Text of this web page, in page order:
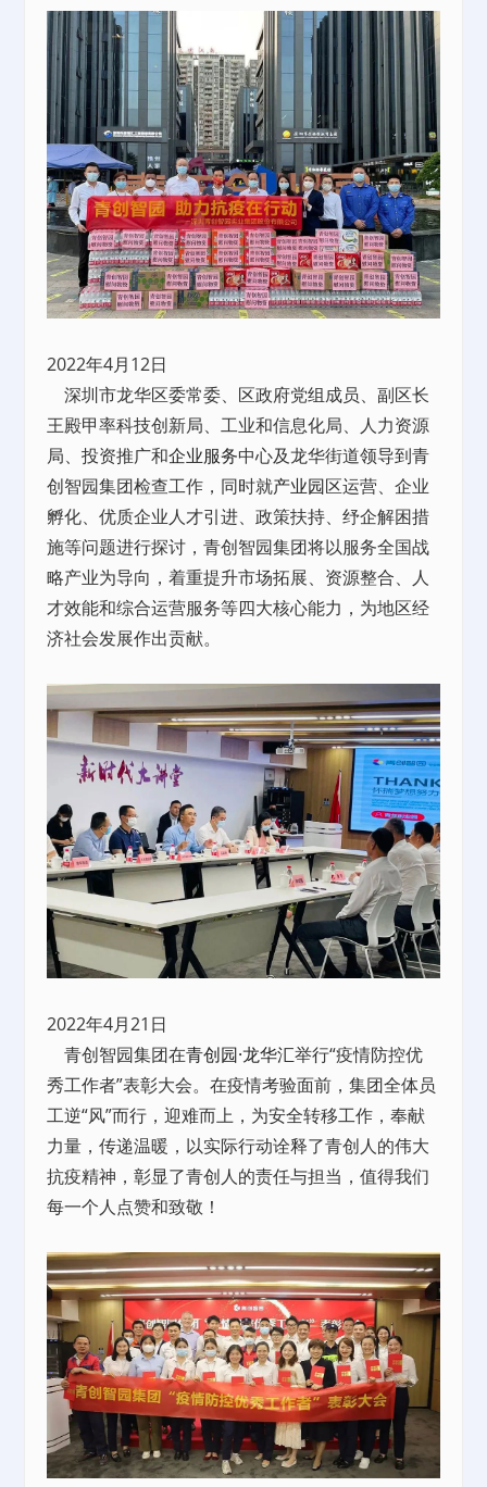
2022年4月12日
深圳市龙华区委常委、区政府党组成员、副区长
王殿甲率科技创新局、工业和信息化局、人力资源
局、投资推广和企业服务中心及龙华街道领导到青
创智园集团检查工作，同时就产业园区运营、企业
孵化、优质企业人才引进、政策扶持、纾企解困措
施等问题进行探讨，青创智园集团将以服务全国战
略产业为导向，着重提升市场拓展、资源整合、人
才效能和综合运营服务等四大核心能力，为地区经
济社会发展作出贡献。
2022年4月21日
青创智园集团在青创园·龙华汇举行“疫情防控优
秀工作者”表彰大会。在疫情考验面前，集团全体员
工逆“风”而行，迎难而上，为安全转移工作，奉献
力量，传递温暖，以实际行动诠释了青创人的伟大
抗疫精神，彰显了青创人的责任与担当，值得我们
每一个人点赞和致敬！